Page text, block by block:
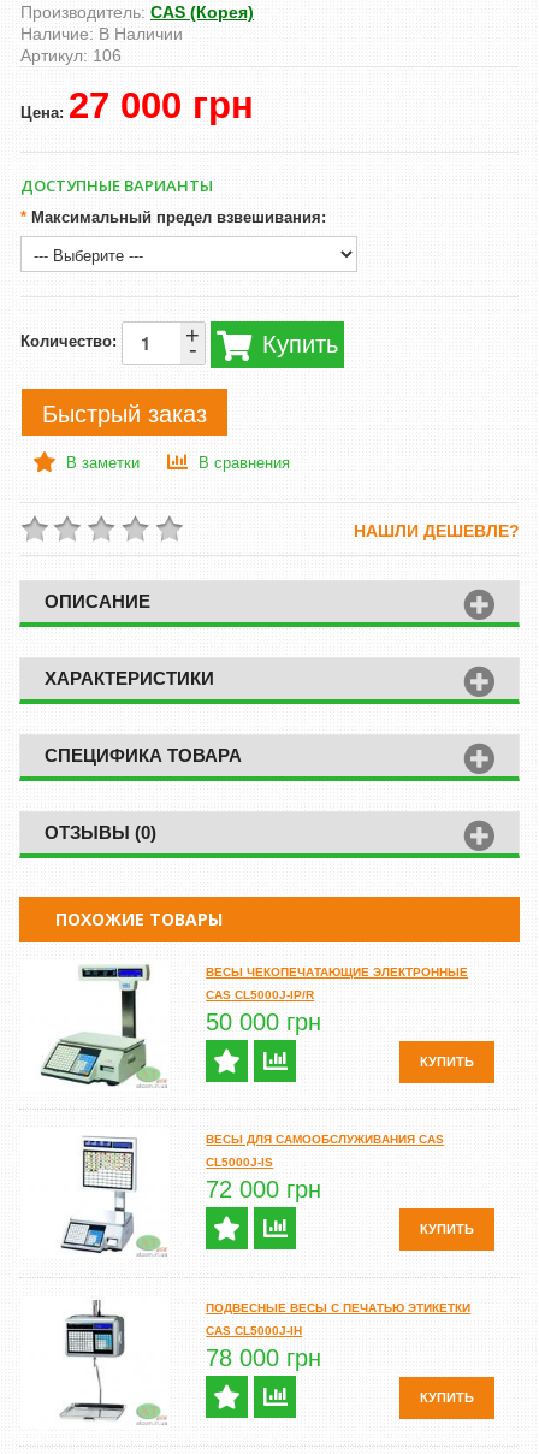
Производитель: CAS (Корея)
Наличие: В Наличии
Артикул: 106
Цена: 27 000 грн
ДОСТУПНЫЕ ВАРИАНТЫ
* Максимальный предел взвешивания:
Количество: -
+ Купить
Быстрый заказ
В заметки В сравнения
НАШЛИ ДЕШЕВЛЕ?
ОПИСАНИЕ
ХАРАКТЕРИСТИКИ
СПЕЦИФИКА ТОВАРА
ОТЗЫВЫ (0)
ПОХОЖИЕ ТОВАРЫ
ВЕСЫ ЧЕКОПЕЧАТАЮЩИЕ ЭЛЕКТРОННЫЕ
CAS CL5000J-IP/R
50 000 грн
КУПИТЬ
ВЕСЫ ДЛЯ САМООБСЛУЖИВАНИЯ CAS
CL5000J-IS
72 000 грн
КУПИТЬ
ПОДВЕСНЫЕ ВЕСЫ С ПЕЧАТЬЮ ЭТИКЕТКИ
CAS CL5000J-IH
78 000 грн
КУПИТЬ